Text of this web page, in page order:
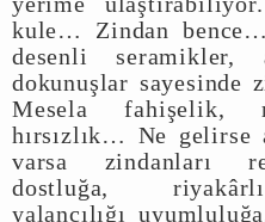
kule… Zindan
desenli
dokunuşlar sayesinde
Mesela fahişelik,
hırsızlık… Ne gelirse
varsa zindanları
dostluğa,
yalancılığı